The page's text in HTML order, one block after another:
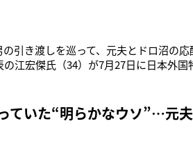
引き渡しを巡って、元夫とドロ沼の
の江宏傑氏（34）が7月27日に日本外
未成年者誘拐罪で刑事告訴する可能性
れ
ていた“明らかなウソ”…元